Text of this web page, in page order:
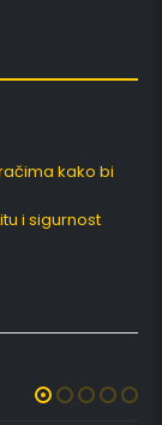
kako bi
i sigurnost